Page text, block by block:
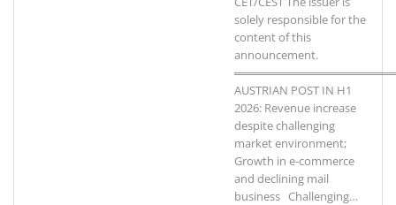
solely responsible for the
content of this
announcement.
AUSTRIAN POST IN H1
2026: Revenue increase
despite challenging
market environment;
Growth in e-commerce
and declining mail
business Challenging…